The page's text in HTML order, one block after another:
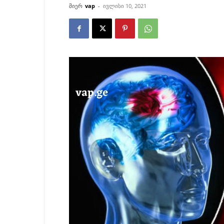
მიერ vap - ივლისი 10, 2021